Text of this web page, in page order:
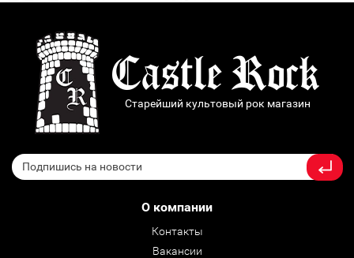
Старейший культовый рок магазин
О компании
Контакты
Вакансии